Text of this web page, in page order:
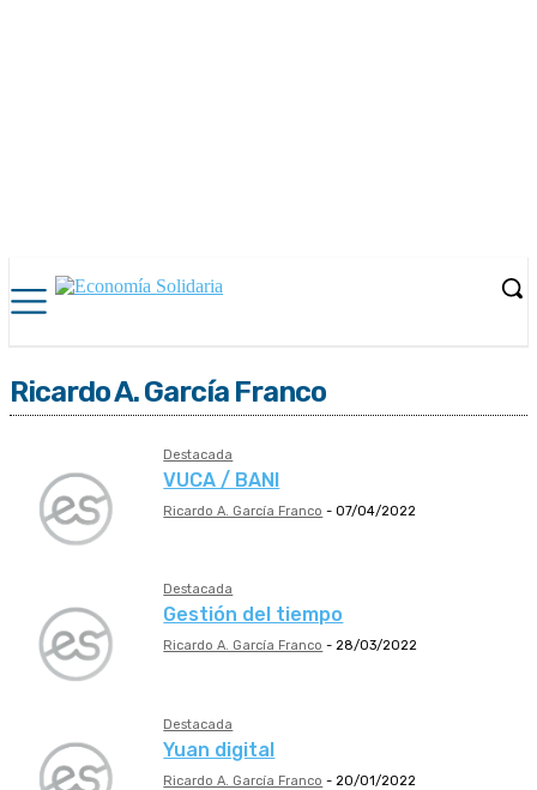
Ricardo A. García Franco
Destacada
VUCA / BANI
Ricardo A. García Franco - 07/04/2022
Destacada
Gestión del tiempo
Ricardo A. García Franco - 28/03/2022
Destacada
Yuan digital
Ricardo A. García Franco - 20/01/2022